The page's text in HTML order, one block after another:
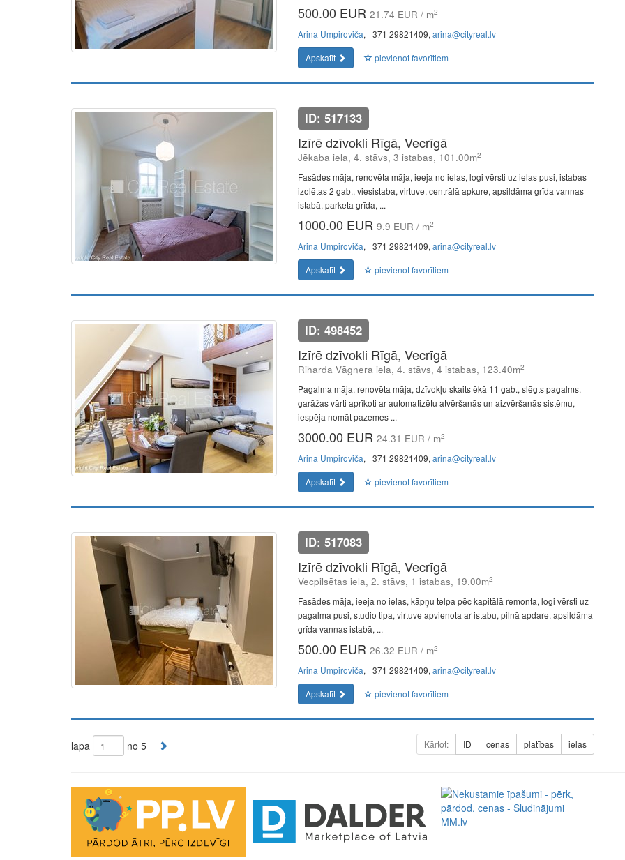
500.00 EUR 21.74 EUR / m2
Arina Umpiroviča, +371 29821409, arina@cityreal.lv
Apskatīt
pievienot favorītiem
ID: 517133
Izīrē dzīvokli Rīgā, Vecrīgā
Jēkaba iela, 4. stāvs, 3 istabas, 101.00m2
Fasādes māja, renovēta māja, ieeja no ielas, logi vērsti uz ielas pusi, istabas
izolētas 2 gab., viesistaba, virtuve, centrālā apkure, apsildāma grīda vannas
istabā, parketa grīda, ...
1000.00 EUR 9.9 EUR / m2
Arina Umpiroviča, +371 29821409, arina@cityreal.lv
Apskatīt
pievienot favorītiem
ID: 498452
Izīrē dzīvokli Rīgā, Vecrīgā
Riharda Vāgnera iela, 4. stāvs, 4 istabas, 123.40m2
Pagalma māja, renovēta māja, dzīvokļu skaits ēkā 11 gab., slēgts pagalms,
garāžas vārti aprīkoti ar automatizētu atvēršanās un aizvēršanās sistēmu,
iespēja nomāt pazemes ...
3000.00 EUR 24.31 EUR / m2
Arina Umpiroviča, +371 29821409, arina@cityreal.lv
Apskatīt
pievienot favorītiem
ID: 517083
Izīrē dzīvokli Rīgā, Vecrīgā
Vecpilsētas iela, 2. stāvs, 1 istabas, 19.00m2
Fasādes māja, ieeja no ielas, kāpņu telpa pēc kapitālā remonta, logi vērsti uz
pagalma pusi, studio tipa, virtuve apvienota ar istabu, pilnā apdare, apsildāma
grīda vannas istabā, ...
500.00 EUR 26.32 EUR / m2
Arina Umpiroviča, +371 29821409, arina@cityreal.lv
Apskatīt
pievienot favorītiem
lapa no 5 Kārtot: ID cenas platības ielas
The exchange industry is rapidly advancing.
is a perfect representative of the new era: minimal fees of only
0.03%, lightning-fast swaps, and cross-chain asset movement. Full functionality in a single app.